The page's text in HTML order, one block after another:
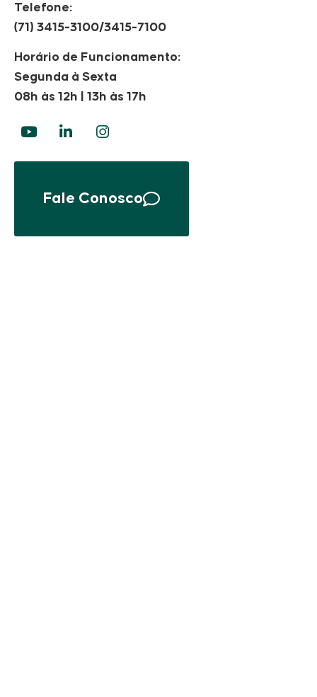
Telefone:
(71) 3415-3100/3415-7100
Horário de Funcionamento:
Segunda à Sexta
08h às 12h | 13h às 17h
Fale Conosco